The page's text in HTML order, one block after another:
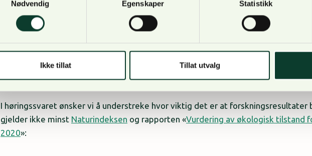
Nødvendig
Egenskaper Statistikk
Ikke tillat Tillat utvalg
Sentralt i NORSKOGs innspill er hvordan rapporter, tall og forskning tolkes.
legge til rette for en fagbasert diskusjon, hvor man får frem kompleksiteten i
ønsket kommer da vi tidvis opplever at forskning brukes til unyanserte
I høringssvaret ønsker vi å understreke hvor viktig det er at forskningsresultater
gjelder ikke minst Naturindeksen og rapporten «Vurdering av økologisk tilstand
2020»: